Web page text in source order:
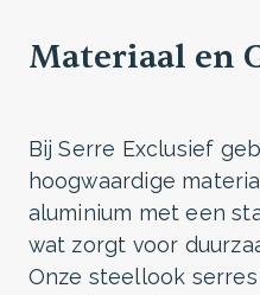
Materiaal en
Bij Serre Exclusief
hoogwaardige
aluminium met een
wat zorgt voor
Onze steellook